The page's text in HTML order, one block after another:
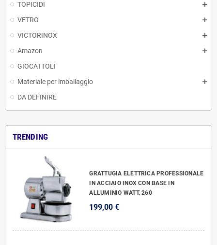
TOPICIDI
VETRO
VICTORINOX
Amazon
GIOCATTOLI
Materiale per imballaggio
DA DEFINIRE
TRENDING
GRATTUGIA ELETTRICA PROFESSIONALE
IN ACCIAIO INOX CON BASE IN
ALLUMINIO WATT. 260
199,00 €